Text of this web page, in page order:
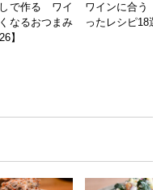
で作る ワイ
なるおつまみ
】
ワインに合う
ったレシピ18